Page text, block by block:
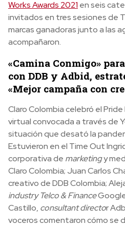
Works Awards 2021en seis
invitados en tres sesiones de
marcas ganadoras junto a las
acompañaron.
«Camina Conmigo»
con DDB y Adbid,
«Mejor campaña con
Claro Colombia celebró el
virtual convocada a través de
situación que desató la
Estuvieron en el Time Out
corporativa de marketingy
Claro Colombia; Juan Carlos
creativo de DDB Colombia;
industry Telco & Finance
Castillo, consultant director
voceros comentaron cómo se